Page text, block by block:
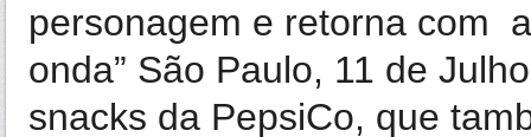
personagem e retorna com
onda” São Paulo, 11 de
snacks da PepsiCo, que